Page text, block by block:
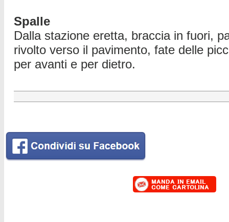
Spalle
Dalla stazione eretta, braccia in fuori,
rivolto verso il pavimento, fate delle
per avanti e per dietro.